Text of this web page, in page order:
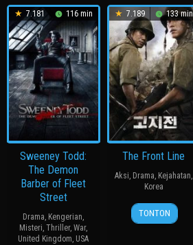
7.181 116 min
Sweeney Todd:
The Demon
Barber of Fleet
Street
Drama, Kengerian,
Misteri,Thriller,War,
United Kingdom, USA
7.189 133 min
The Front Line
Aksi, Drama, Kejahatan,
Korea
20
Jul
장
훈
TONTON